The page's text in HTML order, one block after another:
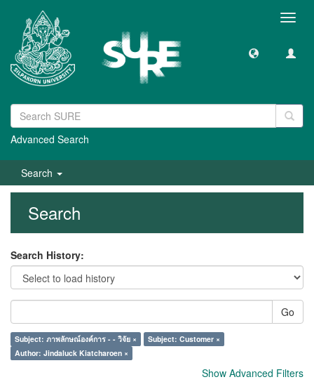
Advanced Search
Search
Search
Search History:
Go
Subject: ภาพลักษณ์องค์การ - - วิจัย ×
Subject: Customer ×
Author: Jindaluck Kiatcharoen ×
Show Advanced Filters